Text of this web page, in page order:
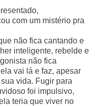
com um mistério pra
não fica cantando e
inteligente, rebelde e
não fica
vai lá e faz, apesar
vida. Fugir para
foi impulsivo,
teria que viver no